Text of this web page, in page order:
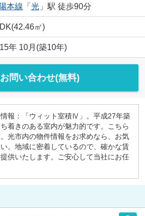
本線 「 光」駅 徒歩90分
㎡)
年 10月(築10年)
お問い合わせ(無料)
報：「ウィット室積Ⅳ」。平成27年築
着きのある室内が魅力的です。こちら
光市内の物件情報をお求めなら、お気
。地域に密着しているので、確かな賃
供いたします。ご安心して当社にお任